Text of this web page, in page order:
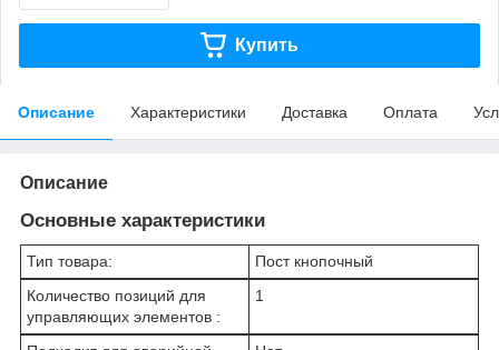
Купить
Описание Характеристики Доставка Оплата
Описание
Основные характеристики
Тип товара:
Пост кнопочный
Количество позиций для
управляющих элементов :
1